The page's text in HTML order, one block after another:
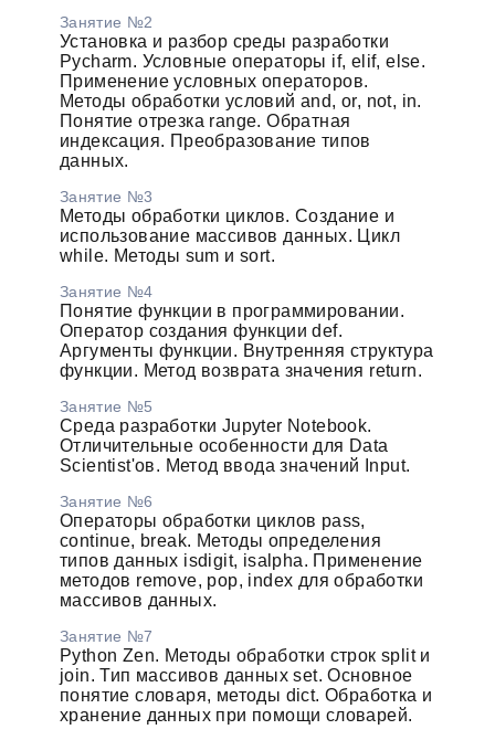
Занятие №2
Установка и разбор среды разработки
Pycharm. Условные операторы if, elif, else.
Применение условных операторов.
Методы обработки условий and, or, not, in.
Понятие отрезка range. Обратная
индексация. Преобразование типов
данных.
Занятие №3
Методы обработки циклов. Создание и
использование массивов данных. Цикл
while. Методы sum и sort.
Занятие №4
Понятие функции в программировании.
Оператор создания функции def.
Аргументы функции. Внутренняя структура
функции. Метод возврата значения return.
Занятие №5
Среда разработки Jupyter Notebook.
Отличительные особенности для Data
Scientist'ов. Метод ввода значений Input.
Занятие №6
Операторы обработки циклов pass,
continue, break. Методы определения
типов данных isdigit, isalpha. Применение
методов remove, pop, index для обработки
массивов данных.
Занятие №7
Python Zen. Методы обработки строк split и
join. Тип массивов данных set. Основное
понятие словаря, методы dict. Обработка и
хранение данных при помощи словарей.